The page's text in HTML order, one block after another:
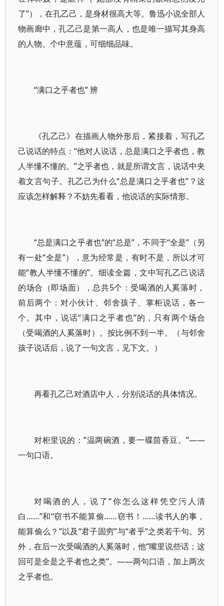
了”），在孔乙己，是身材很高大等。鲁迅小说全部人
物画廊中，孔乙己是第一高人，也是唯一描写其身高
的人物。个中意蕴，可细细品味。
“满口之乎者也” 辨
《孔乙己》在描画人物外形后，紧接着，写孔乙
己说话的特点：“他对人说话，总是满口之乎者也，教
人半懂不懂的。”之乎者也，就是所谓文言，说话中夹
着文言句子。孔乙己为什么“总是满口之乎者也”？这
应该怎样解释？不妨先看看，他说话的实际情形。
“总是满口之乎者也”的“总是”，不同于“全是”（另
有一处“全是”），意为经常是，有时不是，所以才可
能“教人半懂不懂的”。细读全篇，文中写孔乙己说话
的场合（即场面），总共5个：受喝酒的人奚落时，
前后两个：对小伙计、邻舍孩子、掌柜说话，各一
个。其中，说话“满口之乎者也”的，只有两个场合
（受喝酒的人奚落时）。按比例不到一半。（与邻舍
孩子说话后，说了一句文言，见下文。）
再看孔乙己对酒店中人，分别说话的具体情况。
对柜里说的：”温两碗酒，要一碟茴香豆。”——
一句口语。
对喝酒的人，说了“你怎么这样凭空污人清
白……”和“窃书不能算偷……窃书！……读书人的事，
能算偷么？”以及“君子固穷”与“者乎”之类若干句。另
外，在后一次受喝酒的人奚落时，他“嘴里说些话；这
回可是全是之乎者也之类”。——两句口语，加上两次
之乎者也。